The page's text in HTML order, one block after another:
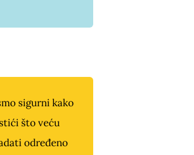
sigurni kako
što veću
određeno